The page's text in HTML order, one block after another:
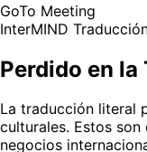
GoTo Meeting
InterMIND
Perdido en
La traducción literal
culturales. Estos son
negocios